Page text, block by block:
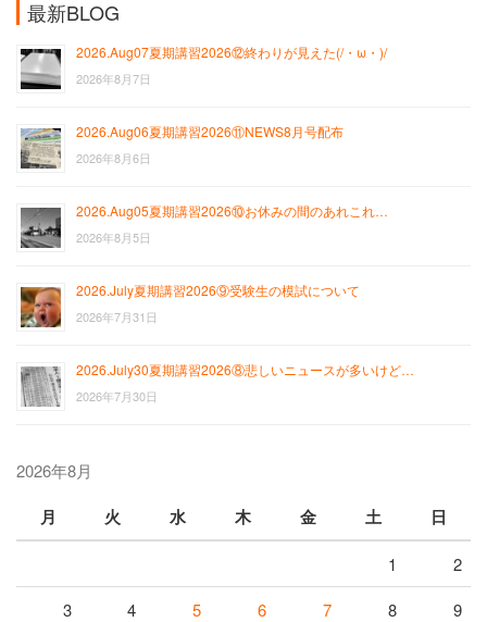
最新BLOG
2026.Aug07夏期講習2026⑫終わりが見えた(/・ω・)/
2026年8月7日
2026.Aug06夏期講習2026⑪NEWS8月号配布
2026年8月6日
2026.Aug05夏期講習2026⑩お休みの間のあれこれ…
2026年8月5日
2026.July夏期講習2026⑨受験生の模試について
2026年7月31日
2026.July30夏期講習2026⑧悲しいニュースが多いけど…
2026年7月30日
2026年8月
月 火 水 木 金 土 日
1
2
3
4 5 6 7 8
9